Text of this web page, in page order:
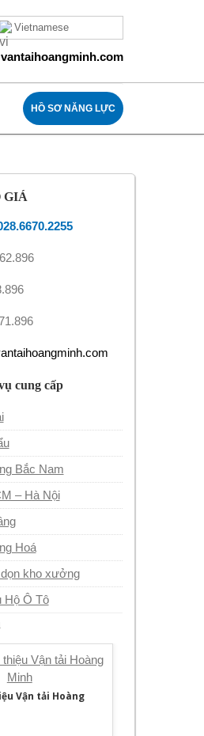
Vietnamese
HỒ SƠ NĂNG LỰC
GIÁ
cung cấp
Bắc Nam
– Hà Nội
Hoá
kho xưởng
Hộ Ô Tô
Vận tải Hoàng
- Hà Nội